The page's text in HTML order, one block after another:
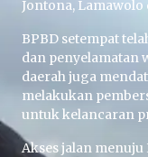
Jontona, Lamawolo
BPBD setempat
dan penyelamatan
daerah juga
melakukan
untuk kelancaran
Akses jalan menuju